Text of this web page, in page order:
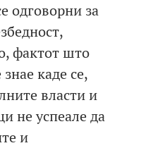
одговорни за
фактот што
каде се,
власти и
не успеале да
и